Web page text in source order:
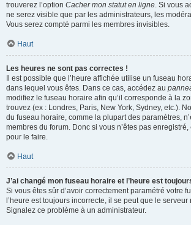
trouverez l’option Cacher mon statut en ligne. Si vous
ne serez visible que par les administrateurs, les
Vous serez compté parmi les membres invisibles.
Haut
Les heures ne sont pas correctes !
Il est possible que l’heure affichée utilise un fuseau
dans lequel vous êtes. Dans ce cas, accédez au
modifiez le fuseau horaire afin qu’il corresponde à la
trouvez (ex : Londres, Paris, New York, Sydney, etc.).
du fuseau horaire, comme la plupart des paramètres,
membres du forum. Donc si vous n’êtes pas enregistré,
pour le faire.
Haut
J’ai changé mon fuseau horaire et l’heure est
Si vous êtes sûr d’avoir correctement paramétré votre
l’heure est toujours incorrecte, il se peut que le serveur
Signalez ce problème à un administrateur.